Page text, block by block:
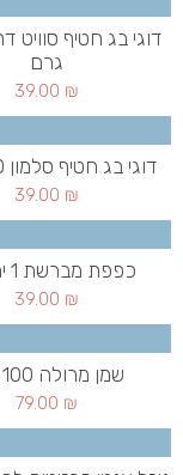
גרם
39.00 ₪
דוגי בג חטיף סלמון 150 גרם
39.00 ₪
כפפת מברשת 1 יחידות
39.00 ₪
שמן מרולה 100 מ"ל
79.00 ₪